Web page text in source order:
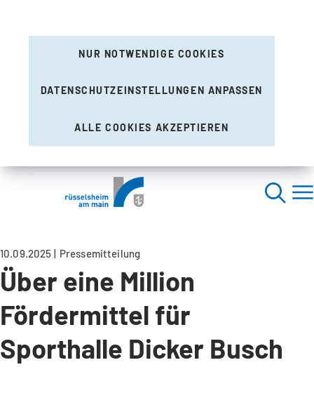
NUR NOTWENDIGE COOKIES
DATENSCHUTZEINSTELLUNGEN ANPASSEN
ALLE COOKIES AKZEPTIEREN
10.09.2025 Pressemitteilung
Über eine Million
Fördermittel für
Sporthalle Dicker Busch